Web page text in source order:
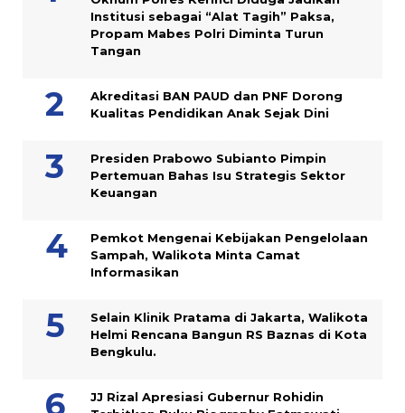
Institusi sebagai “Alat Tagih” Paksa,
Propam Mabes Polri Diminta Turun
Tangan
Akreditasi BAN PAUD dan PNF Dorong
Kualitas Pendidikan Anak Sejak Dini
Presiden Prabowo Subianto Pimpin
Pertemuan Bahas Isu Strategis Sektor
Keuangan
Pemkot Mengenai Kebijakan Pengelolaan
Sampah, Walikota Minta Camat
Informasikan
Selain Klinik Pratama di Jakarta, Walikota
Helmi Rencana Bangun RS Baznas di Kota
Bengkulu.
JJ Rizal Apresiasi Gubernur Rohidin